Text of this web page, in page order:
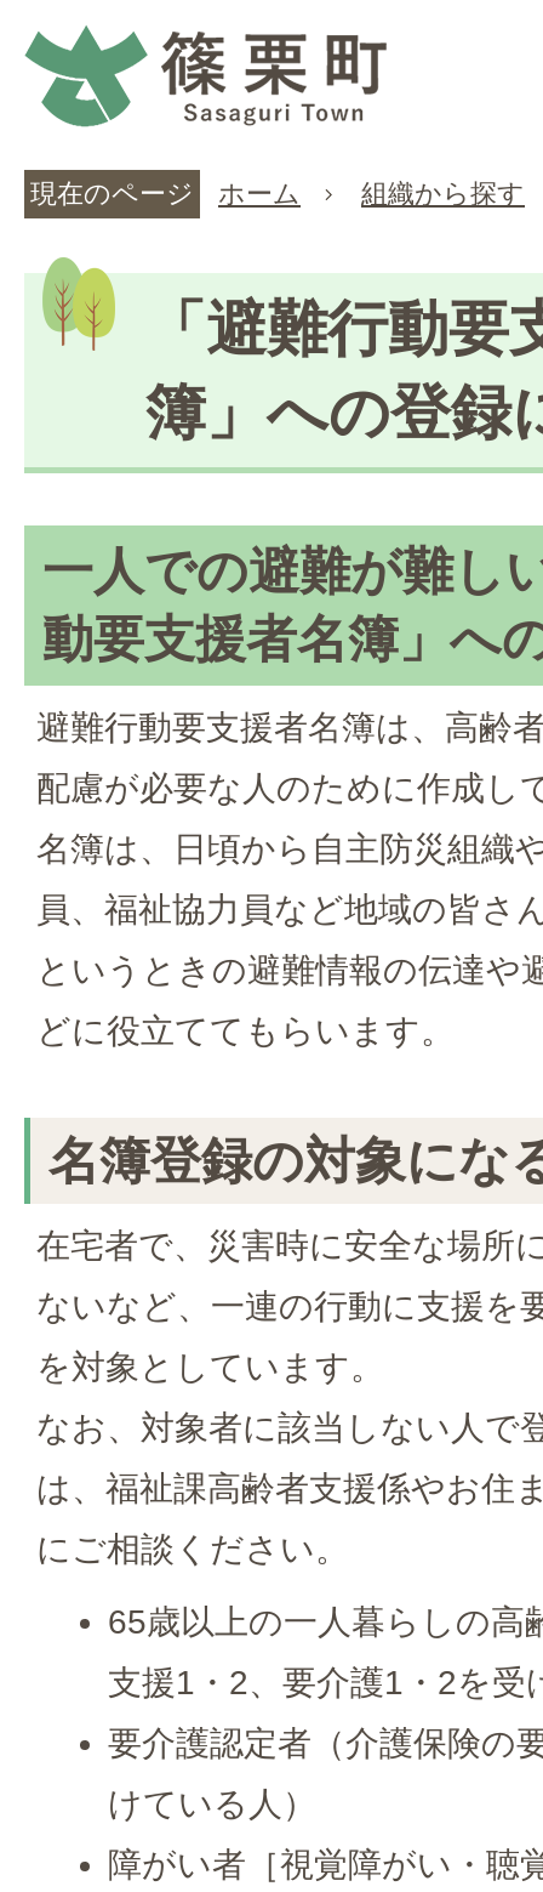
現在のページ ホーム 組織から探す
「避難行動要
簿」への登録
一人での避難が難し
動要支援者名簿」へ
避難行動要支援者名簿は、高齢
配慮が必要な人のために作成し
名簿は、日頃から自主防災組織
員、福祉協力員など地域の皆さ
というときの避難情報の伝達や
どに役立ててもらいます。
名簿登録の対象にな
在宅者で、災害時に安全な場所
ないなど、一連の行動に支援を
を対象としています。
なお、対象者に該当しない人で
は、福祉課高齢者支援係やお住
にご相談ください。
65歳以上の一人暮らしの高
支援1・2、要介護1・2を受
要介護認定者（介護保険の
けている人）
障がい者［視覚障がい・聴